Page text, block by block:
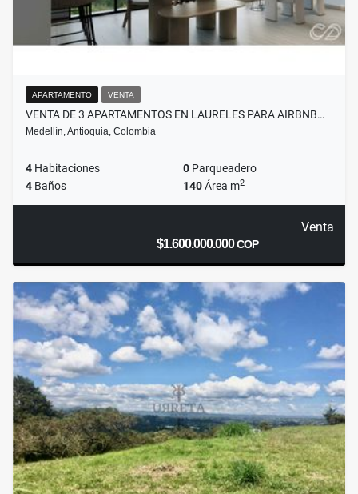
APARTAMENTO VENTA
VENTA DE 3 APARTAMENTOS EN LAURELES PARA AIRBNB…
Medellín, Antioquia, Colombia
4 Habitaciones 0 Parqueadero
4 Baños 140Área m2
Venta
$1.600.000.000COP